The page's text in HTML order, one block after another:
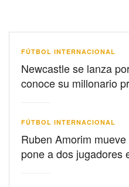
FÚTBOL INTERNACIONAL
Newcastle se lanza
conoce su millonario
FÚTBOL INTERNACIONAL
Ruben Amorim
pone a dos jugadores